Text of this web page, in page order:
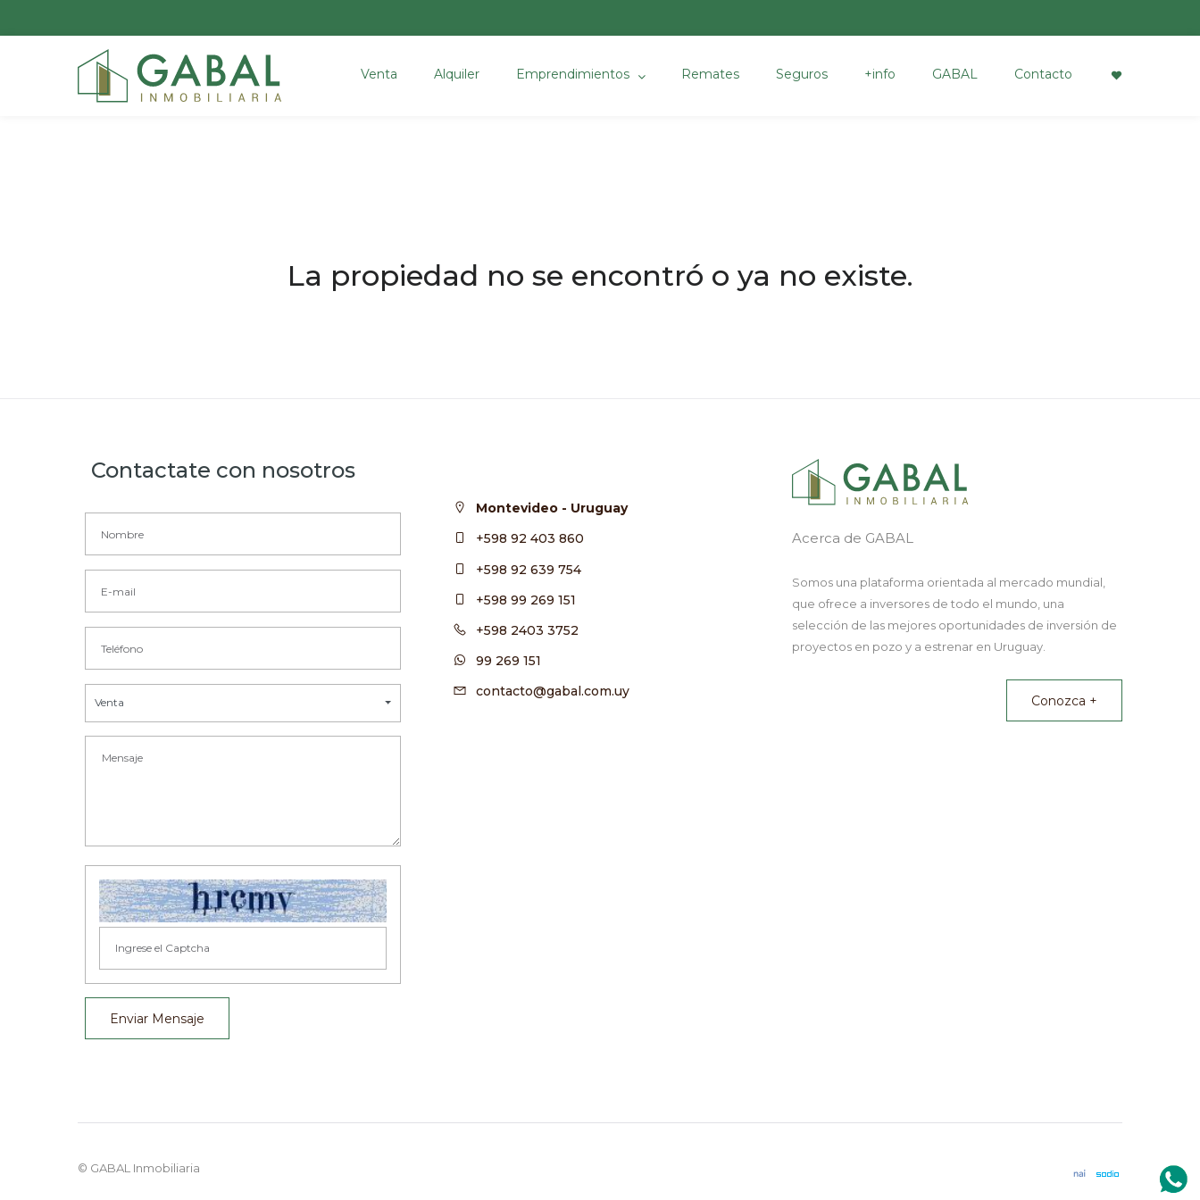
Venta Alquiler Emprendimientos Remates Seguros +info GABAL Contacto
La propiedad no se encontró o ya no existe.
Contactate con nosotros
Venta
Enviar Mensaje
Montevideo - Uruguay
+598 92 403 860
+598 92 639 754
+598 99 269 151
+598 2403 3752
99 269 151
contacto@gabal.com.uy
Acerca de GABAL
Somos una plataforma orientada al mercado mundial,
que ofrece a inversores de todo el mundo, una
selección de las mejores oportunidades de inversión de
proyectos en pozo y a estrenar en Uruguay.
Conozca +
© GABAL Inmobiliaria